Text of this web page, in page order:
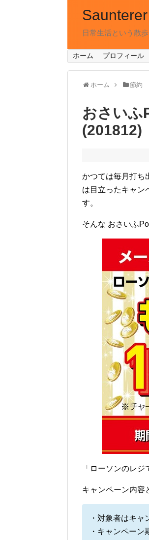
日常生活という散
ホーム プロフィール
ホーム 節約
おさいふ
(201812)
かつては毎月打ち
は目立ったキャン
す。
そんな おさいふ
「ローソンのレ
キャンペーン内容
・対象者はキ
・キャンペー